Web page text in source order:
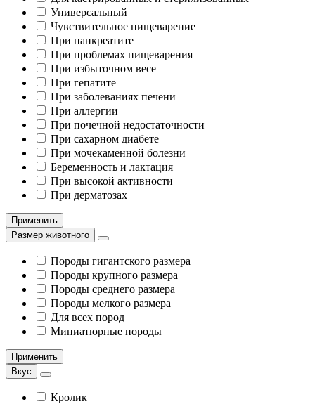
Универсальный
Чувствительное пищеварение
При панкреатите
При проблемах пищеварения
При избыточном весе
При гепатите
При заболеваниях печени
При аллергии
При почечной недостаточности
При сахарном диабете
При мочекаменной болезни
Беременность и лактация
При высокой активности
При дерматозах
Применить
Размер животного
Породы гигантского размера
Породы крупного размера
Породы среднего размера
Породы мелкого размера
Для всех пород
Миниатюрные породы
Применить
Вкус
Кролик